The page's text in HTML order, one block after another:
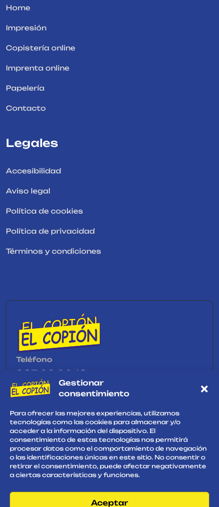
Gestionar
consentimiento
Para ofrecer las mejores experiencias, utilizamos
tecnologías como las cookies para almacenar y/o
acceder a la información del dispositivo. El
consentimiento de estas tecnologías nos permitirá
procesar datos como el comportamiento de navegación
o las identificaciones únicas en este sitio. No consentir o
retirar el consentimiento, puede afectar negativamente
a ciertas características y funciones.
Aceptar
Home
Impresión
Copistería online
Imprenta online
Papelería
Contacto
Legales
Accesibilidad
Aviso legal
Política de cookies
Política de privacidad
Términos y condiciones
Teléfono
987 23 90 18
Email
elcopion@elcopion.com